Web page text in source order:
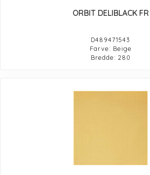
ORBIT DELIBLACK FR
D489471543
Farve: Beige
Bredde: 280